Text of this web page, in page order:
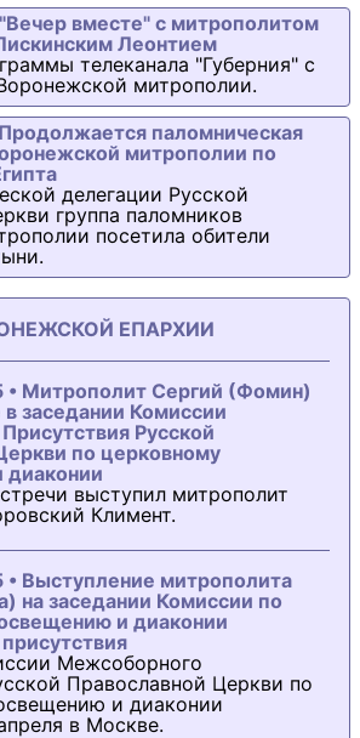
вместе" с митрополитом
Леонтием
телеканала "Губерния" с
митрополии.
паломническая
митрополии по
делегации Русской
группа паломников
посетила обители
ЕПАРХИИ
• Митрополит Сергий (Фомин)
в заседании Комиссии
Русской
по церковному
выступил митрополит
Климент.
• Выступление митрополита
на заседании Комиссии по
и диаконии
Межсоборного
Православной Церкви по
и диаконии
в Москве.